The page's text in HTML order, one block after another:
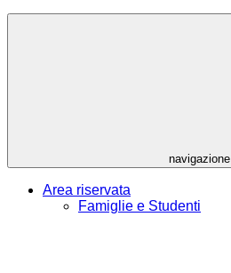
navigazione
Area riservata
Famiglie e Studenti